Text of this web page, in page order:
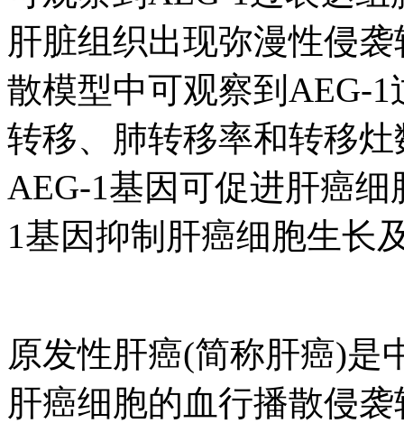
肝脏组织出现弥漫性侵
散模型中可观察到AEG-
转移、肺转移率和转移
AEG-1基因可促进肝癌
1基因抑制肝癌细胞生长
原发性肝癌(简称肝癌)是
肝癌细胞的血行播散侵